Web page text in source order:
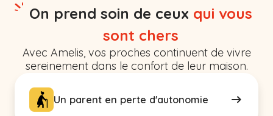
On prend soin de ceux qui vous
sont chers
Avec Amelis, vos proches continuent de vivre
sereinement dans le confort de leur maison.
Un parent en perte d'autonomie